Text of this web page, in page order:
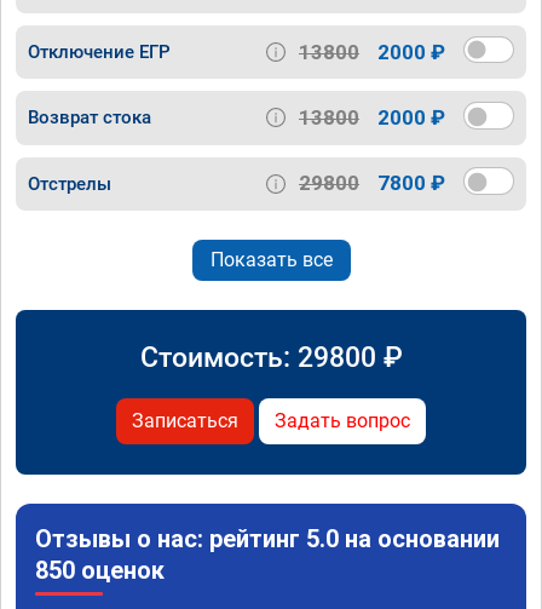
Отключение ЕГР 13800 2000 ₽
Возврат стока 13800 2000 ₽
Отстрелы 29800 7800 ₽
Показать все
Стоимость: 29800 ₽
Записаться Задать вопрос
Отзывы о нас: рейтинг 5.0 на основании
850 оценок